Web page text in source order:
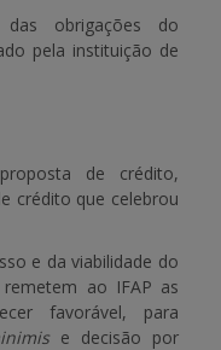
obrigações do
pela instituição de
de crédito,
crédito que celebrou
e da viabilidade do
ao IFAP as
favorável, para
e decisão por